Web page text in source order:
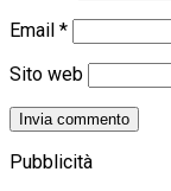
Email *
Sito web
Pubblicità